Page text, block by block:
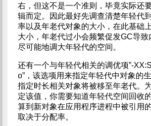
右，但这不是一个准则，毕竟实际还
辑而定。因此最好先调查清楚年轻代
率以及年老代对象的大小，在此基础
大小，年老代过小会频繁促发GC导致
尽可能地调大年轻代的空间。
还有一个与年轻代相关的调优项”-
o”，该选项用来指定年轻代中对象的
指定时长相关对象将被移至年老代。
定该值，你需要知道年轻代空间回收
算到新对象在应用程序进程中被引用
取决于分配率。